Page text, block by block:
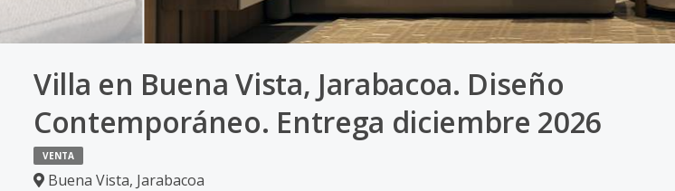
Villa en Buena Vista, Jarabacoa. Diseño
Contemporáneo. Entrega diciembre 2026
VENTA
Buena Vista, Jarabacoa